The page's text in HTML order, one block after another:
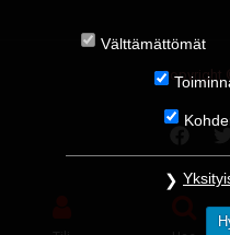
Copyright
Välttämättömät